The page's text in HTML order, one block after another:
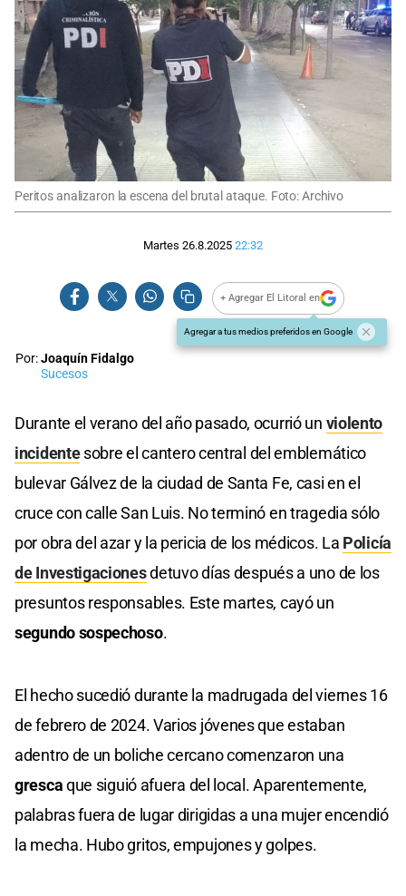
Peritos analizaron la escena del brutal ataque. Foto: Archivo
Martes 26.8.2025 22:32
+ Agregar El Litoral en
Agregar a tus medios preferidos en Google
Por:Joaquín Fidalgo
Sucesos
Durante el verano del año pasado, ocurrió un violento
incidentesobre el cantero central del emblemático
bulevar Gálvez de la ciudad de Santa Fe, casi en el
cruce con calle San Luis. No terminó en tragedia sólo
por obra del azar y la pericia de los médicos. La Policía
de Investigacionesdetuvo días después a uno de los
presuntos responsables. Este martes, cayó un
segundo sospechoso.
El hecho sucedió durante la madrugada del viernes 16
de febrero de 2024. Varios jóvenes que estaban
adentro de un boliche cercano comenzaron una
grescaque siguió afuera del local. Aparentemente,
palabras fuera de lugar dirigidas a una mujer encendió
la mecha. Hubo gritos, empujones y golpes.